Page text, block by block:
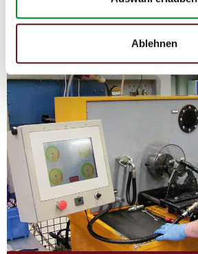
Ablehnen
Weise können Reparatur- und
Instandhaltungskosten reduziert werden.